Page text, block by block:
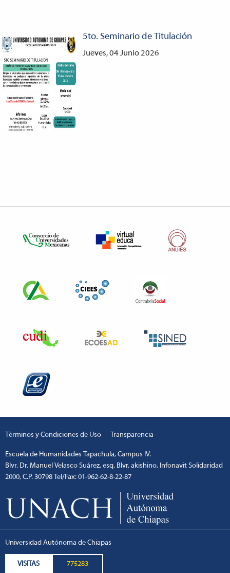
5to. Seminario de Titulación
Jueves, 04 Junio 2026
Términos y Condiciones de Uso Transparencia
Escuela de Humanidades Tapachula, Campus IV.
Blvr. Dr. Manuel Velasco Suárez, esq. Blvr. akishino, Infonavit Solidaridad
2000, C.P. 30798 Tel/Fax: 01-962-62-8-22-87
ankara
giriş
restbetcdn.com
Universidad Autónoma de Chiapas
VISITAS 775283